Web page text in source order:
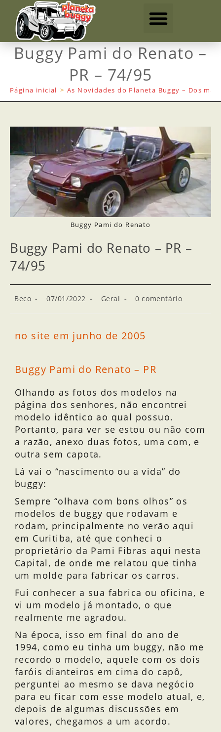
Buggy Pami do Renato –
PR – 74/95
Página inicial > As Novidades do Planeta Buggy – Dos
Buggy Pami do Renato
Buggy Pami do Renato – PR –
74/95
Beco 07/01/2022 Geral 0 comentário
no site em junho de 2005
Buggy Pami do Renato – PR
Olhando as fotos dos modelos na
página dos senhores, não encontrei
modelo idêntico ao qual possuo.
Portanto, para ver se estou ou não com
a razão, anexo duas fotos, uma com, e
outra sem capota.
Lá vai o “nascimento ou a vida” do
buggy:
Sempre “olhava com bons olhos” os
modelos de buggy que rodavam e
rodam, principalmente no verão aqui
em Curitiba, até que conheci o
proprietário da Pami Fibras aqui nesta
Capital, de onde me relatou que tinha
um molde para fabricar os carros.
Fui conhecer a sua fabrica ou oficina, e
vi um modelo já montado, o que
realmente me agradou.
Na época, isso em final do ano de
1994, como eu tinha um buggy, não me
recordo o modelo, aquele com os dois
faróis dianteiros em cima do capô,
perguntei ao mesmo se dava negócio
para eu ficar com esse modelo atual, e,
depois de algumas discussões em
valores, chegamos a um acordo.